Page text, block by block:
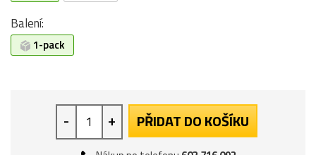
Balení:
1-pack
- + PŘIDAT DO KOŠÍKU